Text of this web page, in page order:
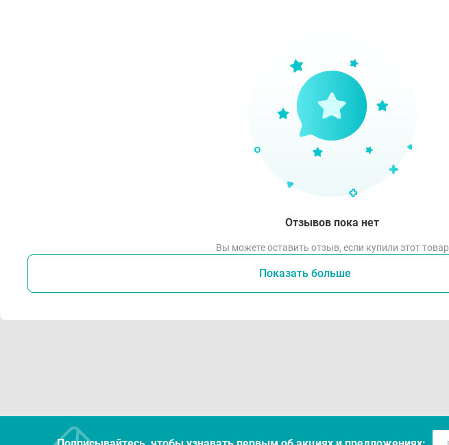
Отзывов пока нет
Вы можете оставить отзыв, если купили этот товар
Показать больше